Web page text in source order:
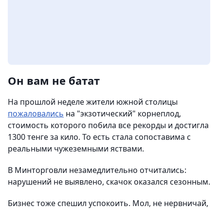
Он вам не батат
На прошлой неделе жители южной столицы
пожаловались на "экзотический" корнеплод,
стоимость которого побила все рекорды и достигла
1300 тенге за кило. То есть стала сопоставима с
реальными чужеземными яствами.
В Минторговли незамедлительно отчитались:
нарушений не выявлено, скачок оказался сезонным.
Бизнес тоже спешил успокоить. Мол, не нервничай,